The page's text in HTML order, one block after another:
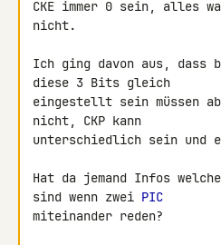
CKE immer 0 sein, alles
nicht.
Ich ging davon aus, dass
diese 3 Bits gleich
eingestellt sein müssen
nicht, CKP kann
unterschiedlich sein und
Hat da jemand Infos
sind wenn zwei PIC
miteinander reden?